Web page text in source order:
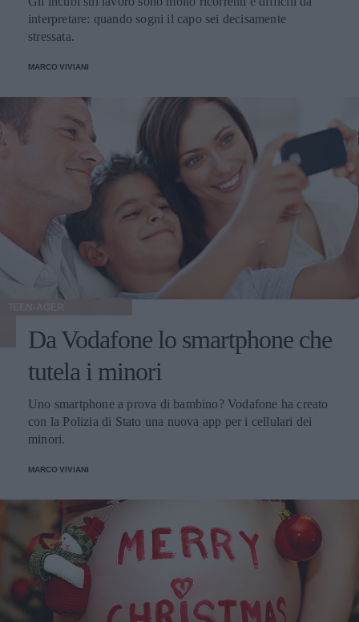
interpretare: quando sogni il capo sei decisamente
stressata.
MARCO VIVIANI
Da Vodafone lo smartphone che
tutela i minori
Uno smartphone a prova di bambino? Vodafone ha creato
con la Polizia di Stato una nuova app per i cellulari dei
minori.
MARCO VIVIANI